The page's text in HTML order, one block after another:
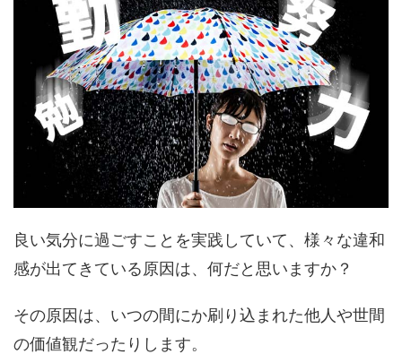
良い気分に過ごすことを実践していて、様々な違和
感が出てきている原因は、何だと思いますか？
その原因は、いつの間にか刷り込まれた他人や世間
の価値観だったりします。